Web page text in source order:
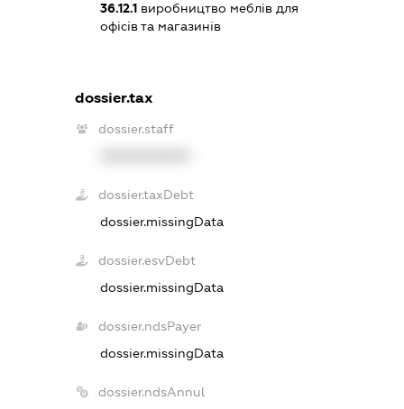
36.12.1виробництво меблів для
офісів та магазинів
dossier.tax
dossier.staff
dossier.taxDebt
dossier.missingData
dossier.esvDebt
dossier.missingData
dossier.ndsPayer
dossier.missingData
dossier.ndsAnnul